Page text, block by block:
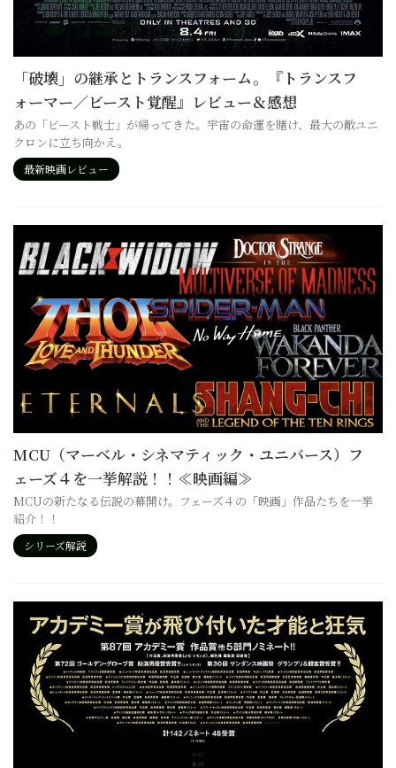
「破壊」の継承とトランスフォーム。『トランスフ
ォーマー／ビースト覚醒』レビュー＆感想
あの「ビースト戦士」が帰ってきた。宇宙の命運を賭け、最大の敵ユニ
クロンに立ち向かえ。
最新映画レビュー
MCU（マーベル・シネマティック・ユニバース）フ
ェーズ４を一挙解説！！≪映画編≫
MCUの新たなる伝説の幕開け。フェーズ４の「映画」作品たちを一挙
紹介！！
シリーズ解説